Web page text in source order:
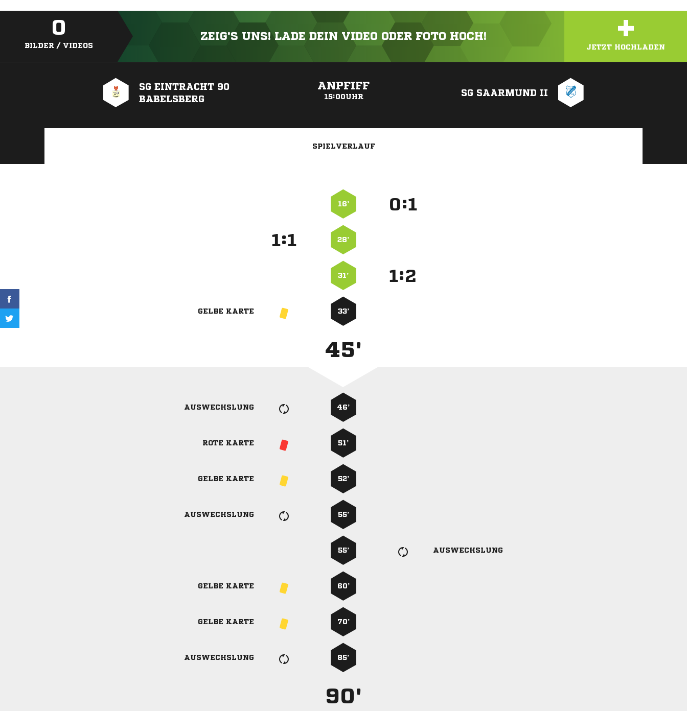
0
BILDER / VIDEOS
ZEIG'S UNS! LADE DEIN VIDEO ODER FOTO HOCH! +
JETZT HOCHLADEN
SG EINTRACHT 90
BABELSBERG
ANPFIFF
15:00UHR SG SAARMUND II
SPIELVERLAUF
16’ :
: 28’
31’ :
GELBE KARTE 33’
45'
AUSWECHSLUNG 46’
ROTE KARTE 51’
GELBE KARTE 52’
AUSWECHSLUNG 55’
55’ AUSWECHSLUNG
GELBE KARTE 60’
GELBE KARTE 70’
AUSWECHSLUNG 85’
90'